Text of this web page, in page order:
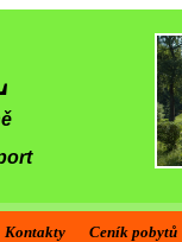
Kontakty Ceník pobytů